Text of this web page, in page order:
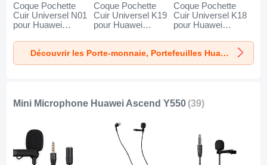
Coque Pochette
Cuir Universel N01
pour Huawei
Coque Pochette
Cuir Universel K19
pour Huawei
Coque Pochette
Cuir Universel K18
pour Huawei
Marron
Découvrir les Porte-monnaie, Portefeuilles Huawei Ascend Y550
Mini Microphone Huawei Ascend Y550 (39)